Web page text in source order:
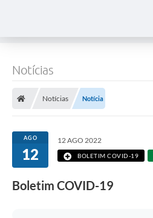
Notícias
Notícias Notícia
AGO
12
12 AGO 2022
BOLETIM COVID-19
Boletim COVID-19